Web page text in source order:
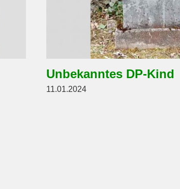
Unbekanntes DP-Kind
11.01.2024